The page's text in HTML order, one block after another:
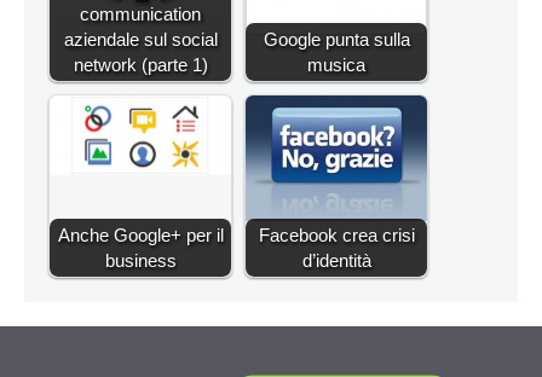
communication
aziendale sul social
network (parte 1)
Google punta sulla
musica
Anche Google+ per il
business
Facebook crea crisi
d’identità